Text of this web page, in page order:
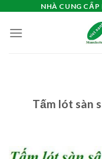
content
NHÀ CUNG
Tấm lót sàn